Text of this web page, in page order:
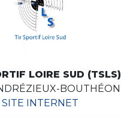
LOIRE SUD (TSLS)
BOUTHÉON
SITE INTERNET